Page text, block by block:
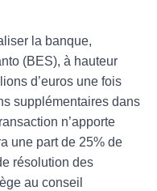
la banque,
(BES), à hauteur
d’euros une fois
supplémentaires dans
n’apporte
une part de 25% de
résolution des
au conseil